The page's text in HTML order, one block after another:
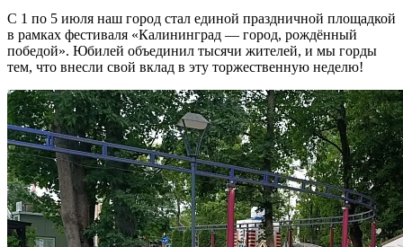
С 1 по 5 июля наш город стал единой праздничной площадкой
в рамках фестиваля «Калининград — город, рождённый
победой». Юбилей объединил тысячи жителей, и мы горды
тем, что внесли свой вклад в эту торжественную неделю!